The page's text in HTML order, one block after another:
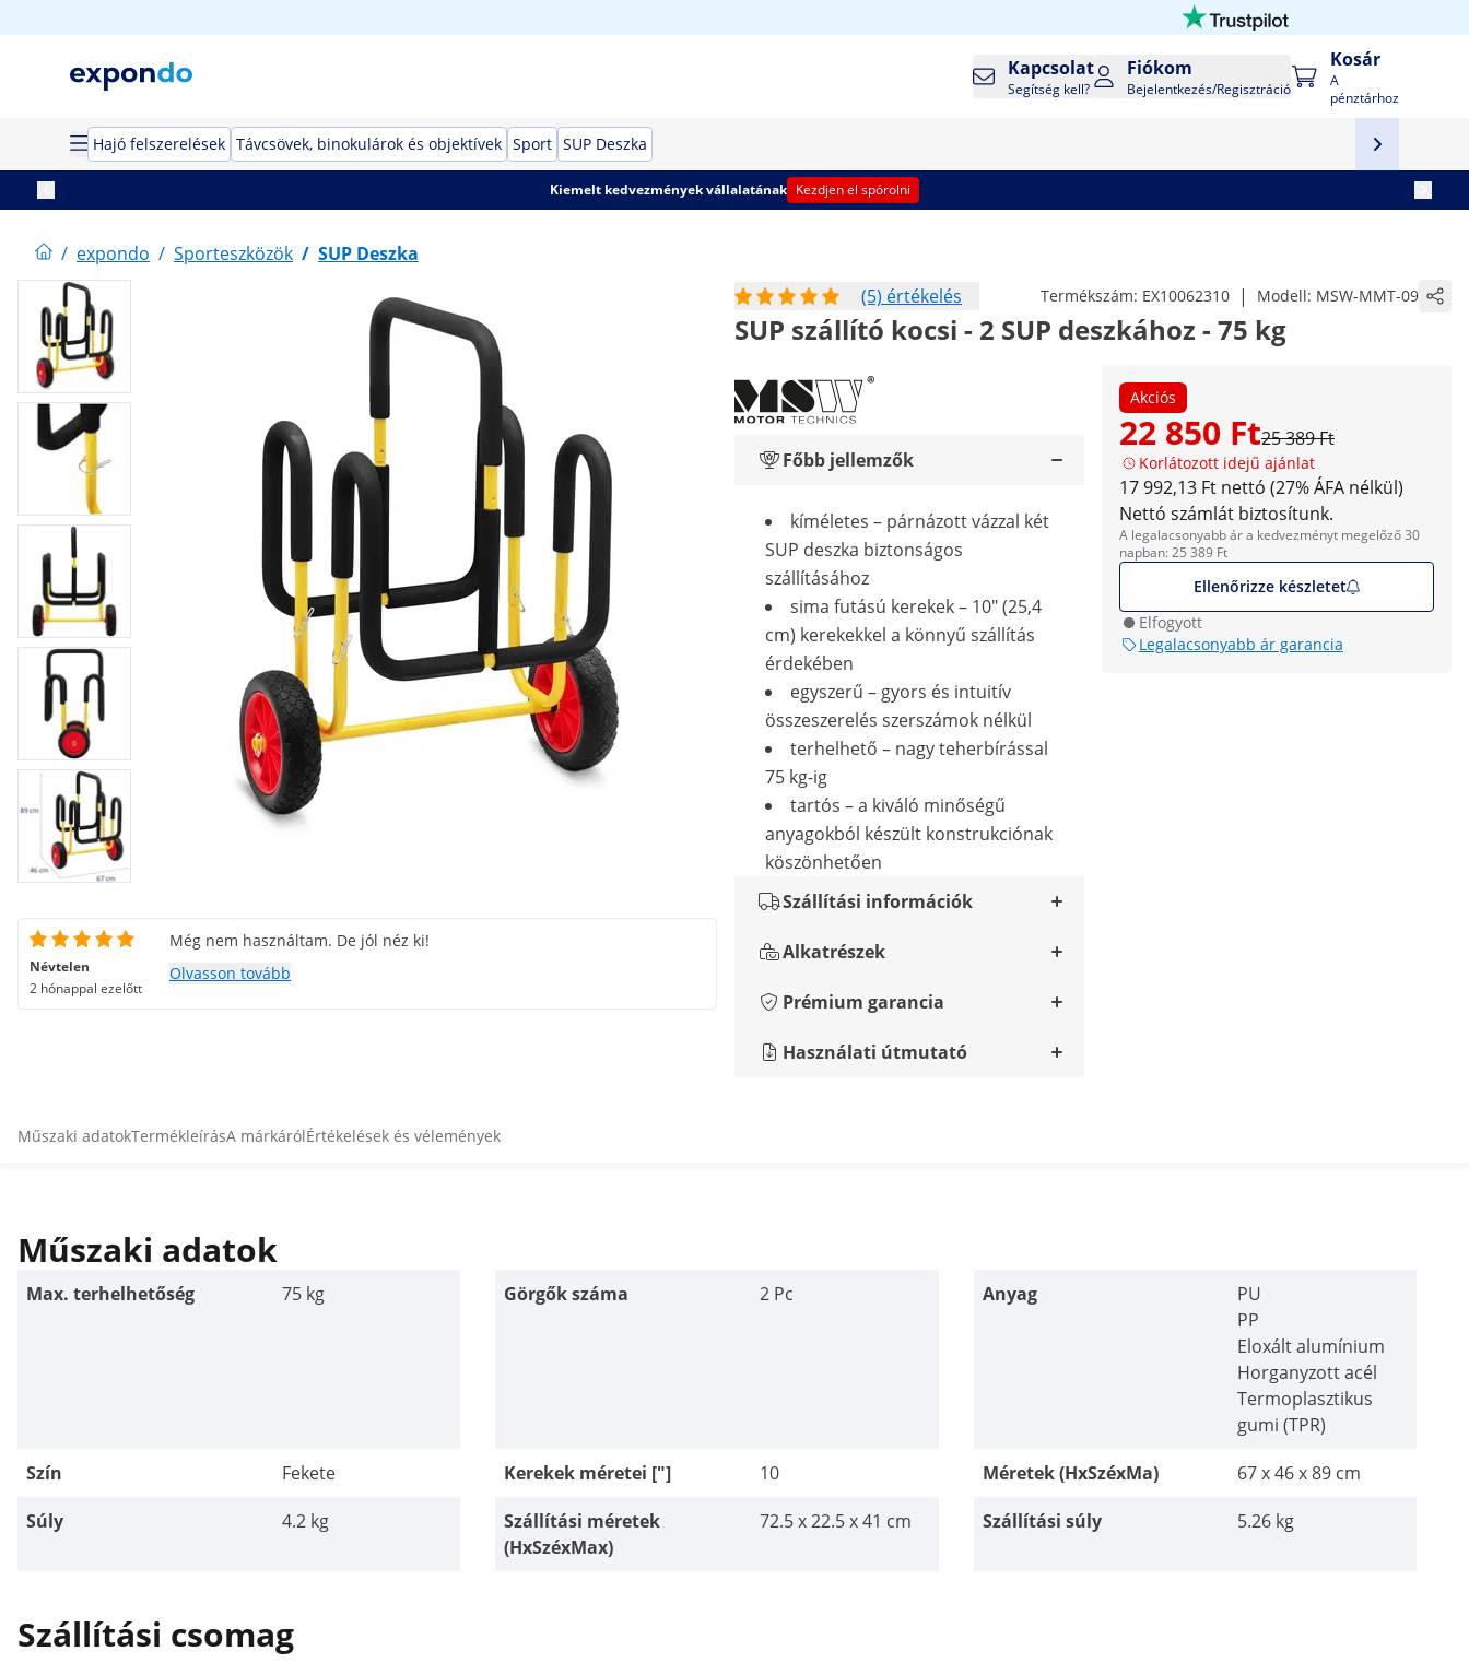
Kapcsolat
Segítség kell?
Fiókom
Bejelentkezés/Regisztráció
Kosár
A
pénztárhoz
Hajó felszerelések Távcsövek, binokulárok és objektívek Sport SUP Deszka
Kiemelt kedvezmények vállalatának Kezdjen el spórolni
/ expondo / Sporteszközök / SUP Deszka
(5) értékelés
Termékszám: EX10062310 | Modell: MSW-MMT-09
SUP szállító kocsi - 2 SUP deszkához - 75 kg
Akciós
22 850 Ft25 389 Ft
Korlátozott idejű ajánlat
17 992,13 Ft nettó (27% ÁFA nélkül)
Nettó számlát biztosítunk.
A legalacsonyabb ár a kedvezményt megelőző 30
napban: 25 389 Ft
Ellenőrizze készletet
Elfogyott
Legalacsonyabb ár garancia
Főbb jellemzők
kíméletes – párnázott vázzal két
SUP deszka biztonságos
szállításához
sima futású kerekek – 10" (25,4
cm) kerekekkel a könnyű szállítás
érdekében
egyszerű – gyors és intuitív
összeszerelés szerszámok nélkül
terhelhető – nagy teherbírással
75 kg-ig
tartós – a kiváló minőségű
anyagokból készült konstrukciónak
köszönhetően
Szállítási információk
Alkatrészek
Prémium garancia
Használati útmutató
Névtelen
2 hónappal ezelőtt
Még nem használtam. De jól néz ki!
Olvasson tovább
Műszaki adatokTermékleírásA márkárólÉrtékelések és vélemények
Műszaki adatok
Max. terhelhetőség 75 kg Görgők száma 2 Pc Anyag
PU
PP
Eloxált alumínium
Horganyzott acél
Termoplasztikus
gumi (TPR)
Szín
Fekete Kerekek méretei ["] 10 Méretek (HxSzéxMa)
67 x 46 x 89 cm
Súly
4.2 kg
Szállítási méretek
(HxSzéxMax)
72.5 x 22.5 x 41 cm Szállítási súly 5.26 kg
Szállítási csomag